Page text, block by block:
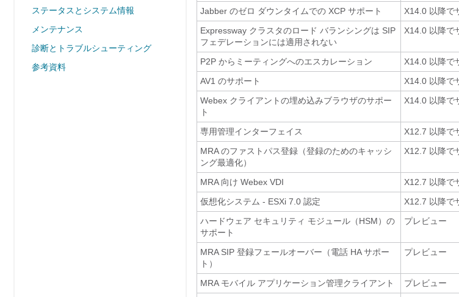
ステータスとシステム情報
メンテナンス
診断とトラブルシューティング
参考資料
Jabber のゼロ ダウンタイムでの XCP サポート
X14.0 以降で
Expressway クラスタのロード バランシングは SIP
フェデレーションには適用されない
X14.0 以降で
P2P からミーティングへのエスカレーション
X14.0 以降で
AV1 のサポート
X14.0 以降で
Webex クライアントの埋め込みブラウザのサポー
ト
X14.0 以降で
専用管理インターフェイス
X12.7 以降で
MRA のファストパス登録（登録のためのキャッシ
ング最適化）
X12.7 以降で
MRA 向け Webex VDI
X12.7 以降で
仮想化システム - ESXi 7.0 認定
X12.7 以降で
ハードウェア セキュリティ モジュール（HSM）の
サポート
プレビュー
MRA SIP 登録フェールオーバー（電話 HA サポー
ト）
プレビュー
MRA モバイル アプリケーション管理クライアント プレビュー